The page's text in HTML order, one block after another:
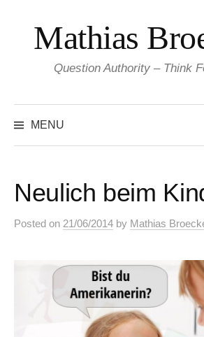
content
Mathias
Question Authority – Think
MENU
Neulich beim
Posted on 21/06/2014 by Mathias